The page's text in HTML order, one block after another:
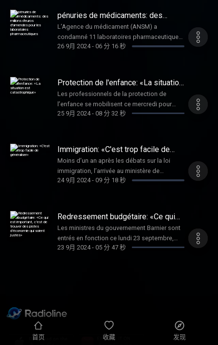
首页 收藏 发现
la dette qui s’élève à 112% du PIB du pays. Si
l’endettement s’est massivement creusé
pendant la crise sanitaire, pour soutenir
l’économie française, il a augmenté de près
avec l’économiste Clara Léonard,
cofondatrice et directrice générale de
l’Institut Avant-garde.
pénuries de médicaments: des
millions d'euros d'amendes pour les
laboratoires pharmaceutiques
L’Agence du médicament (ANSM) a
condamné 11 laboratoires pharmaceutiques,
dont le français Biogaran et le suisse
stocks suffisants pour les molécules les plus
dans un contexte de pénuries. Depuis
septembre 2021, les fabricants doivent
disposer de deux mois de stock de leurs
Coutinet, économiste de la santé spécialiste
de l’industrie pharmaceutique et maitresse
de conférences à l’Université Paris 13.
26 9月 2024- 06 分 16 秒
Protection de l'enfance: «La situation
est catastrophique»
Les professionnels de la protection de
l’enfance se mobilisent ce mercredi pour
dénoncer ce qu'ils qualifient d'état
décision de justice ne cesse d'augmenter
partout en France, mais pas le personnel et le
nombre de places pour les
accueillir. Entretien avec Lyes Louffok,
25 9月 2024- 08 分 32 秒
Immigration: «C'est trop facile de
généraliser»
Moins d’un an après les débats sur la loi
immigration, l’arrivée au ministère de
l’Intérieur de Bruno Retailleau inquiète les
chef de file des sénateurs Les Républicains,
durci le projet de loi Immigration porté par
Gérald Darmanin en 2023. Entretien avec
Hélène Soupios-David, directrice de
plaidoyer à l’association France terre d’asile.
24 9月 2024- 09 分 18 秒
Redressement budgétaire: «Ce qui
est important, c’est de trouver des
pistes d’économie qui soient justes»
Les ministres du gouvernement Barnier sont
entrés en fonction ce lundi 23 septembre,
deux mois et demi après des élections
5,1% fixé par l'exécutif. Pour faire reculer le
déficit, le Premier ministre, qui a exclu toute
hausse généralisée des impôts, n'a pas exclu
des prélèvements ciblés sur les Français les
23 9月 2024- 05 分 47 秒